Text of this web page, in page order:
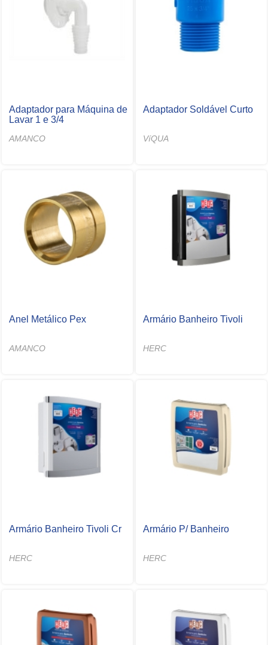
Adaptador para Máquina de
Lavar 1 e 3/4
AMANCO
Adaptador Soldável Curto
VíQUA
Anel Metálico Pex
AMANCO
Armário Banheiro Tivoli
HERC
Armário Banheiro Tivoli Cr
HERC
Armário P/ Banheiro
HERC